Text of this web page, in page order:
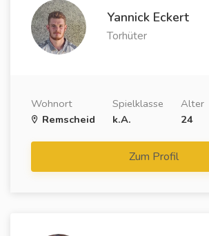
Yannick Eckert
Torhüter
Wohnort
Remscheid
Spielklasse
k.A.
Alter
24
Zum Profil